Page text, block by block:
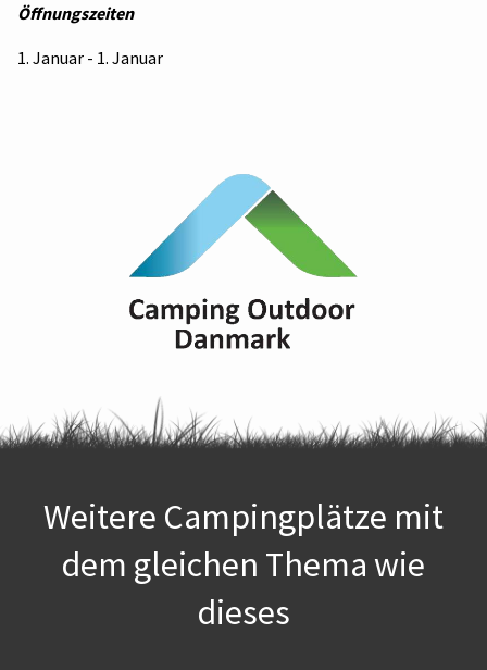
Öffnungszeiten
1. Januar - 1. Januar
Weitere Campingplätze mit
dem gleichen Thema wie
dieses